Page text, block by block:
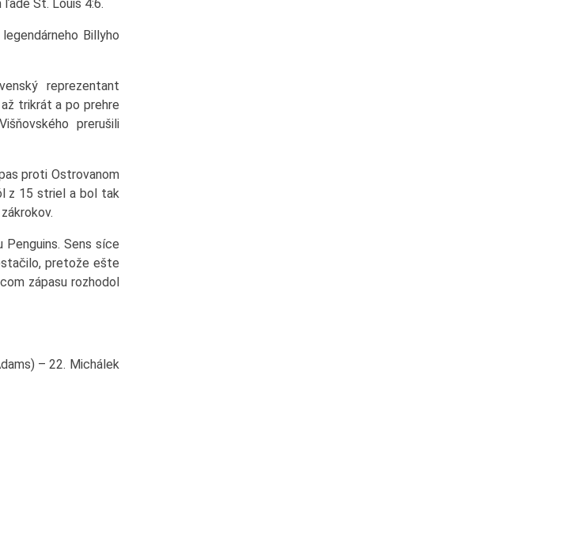
St. Louis 4:6.
Billyho
reprezentant
trikrát a po prehre
prerušili
proti Ostrovanom
z 15 striel a bol tak
Sens síce
pretože ešte
zápasu rozhodol
– 22. Michálek